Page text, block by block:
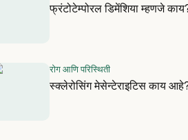
फ्रंटोटेम्पोरल डिमेंशिया म्हणजे
रोग आणि परिस्थिती
स्क्लेरोसिंग मेसेन्टेराइटिस काय